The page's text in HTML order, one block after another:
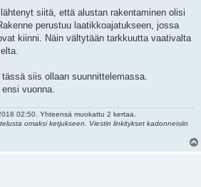
siitä, että alustan rakentaminen olisi
perustuu laatikkoajatukseen, jossa
kiinni. Näin vältytään tarkkuutta vaativalta
siis ollaan suunnittelemassa.
vuonna.
02:50. Yhteensä muokattu 2 kertaa.
omaksi ketjukseen. Viestin linkitykset kadonneisiin